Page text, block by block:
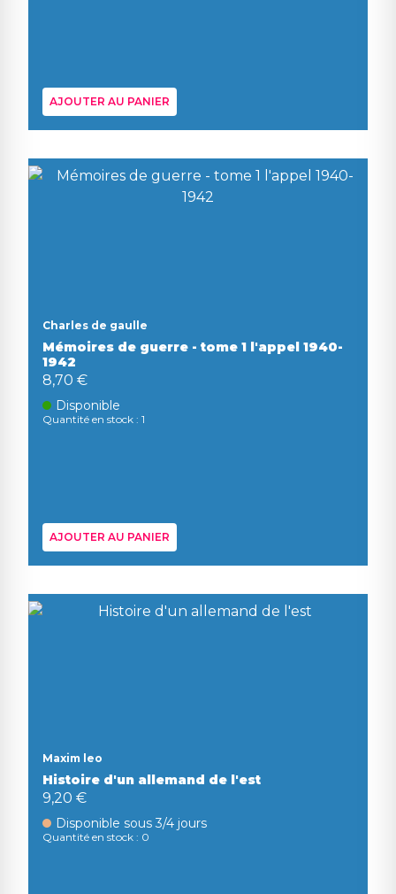
AJOUTER AU PANIER
Charles de gaulle
Mémoires de guerre - tome 1 l'appel 1940-
1942
8,70 €
Disponible
Quantité en stock : 1
AJOUTER AU PANIER
Maxim leo
Histoire d'un allemand de l'est
9,20 €
Disponible sous 3/4 jours
Quantité en stock : 0